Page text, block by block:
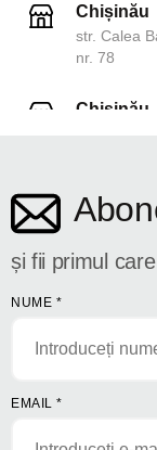
Chișinău
str. Calea
nr. 78
Chișinău
și fii primul
NUME *
EMAIL *